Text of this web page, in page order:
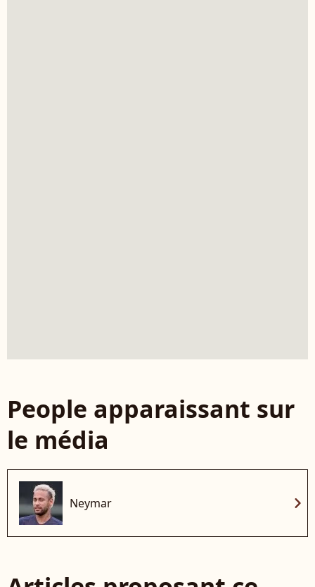
People apparaissant sur
le média
Neymar chevron_right